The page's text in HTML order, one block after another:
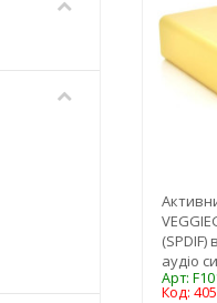
(SPDIF)
аудіо
Арт:
Код: